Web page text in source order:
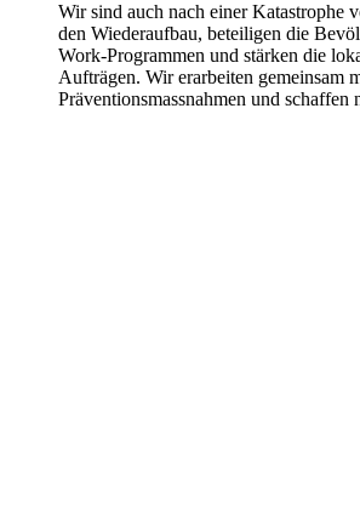
Wir sind auch nach einer Katastrophe
den Wiederaufbau, beteiligen die
Work-Programmen und stärken die
Aufträgen. Wir erarbeiten gemeinsam
Präventionsmassnahmen und schaffen